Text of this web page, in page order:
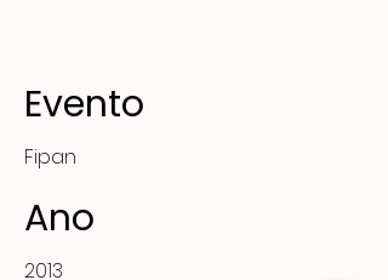
Evento
Fipan
Ano
2013